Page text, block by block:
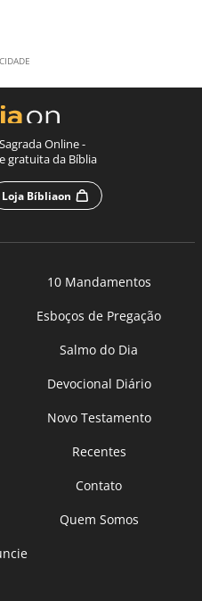
Online -
gratuita da Bíblia
Loja Bíbliaon
10 Mandamentos
Esboços de Pregação
Salmo do Dia
Devocional Diário
Novo Testamento
Recentes
Contato
Quem Somos